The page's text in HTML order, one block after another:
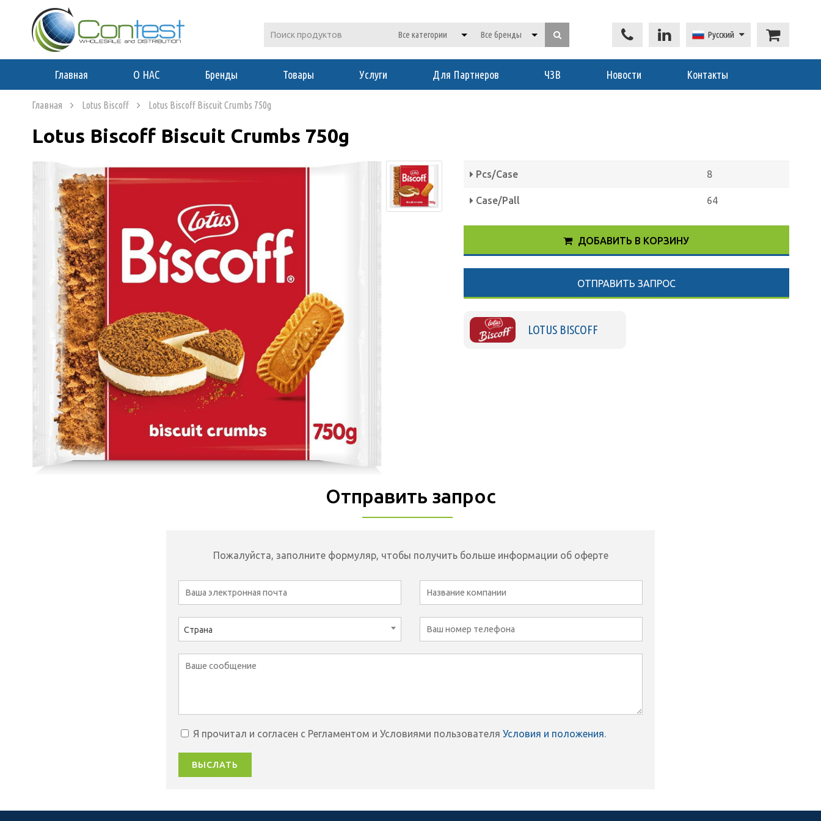
Русский
Главная О НАС Бренды Товары Услуги Для Партнеров ЧЗВ Новости Контакты
Главная Lotus Biscoff Lotus Biscoff Biscuit Crumbs 750g
Lotus Biscoff Biscuit Crumbs 750g
Pcs/Case 8
Case/Pall 64
ДОБАВИТЬ В КОРЗИНУ
ОТПРАВИТЬ ЗАПРОС
LOTUS BISCOFF
Отправить запрос
Пожалуйста, заполните формуляр, чтобы получить больше информации об оферте
Страна
Я прочитал и согласен с Регламентом и Условиями пользователя Условия и положения.
ВЫСЛАТЬ